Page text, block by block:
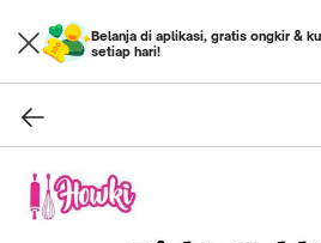
Belanja di aplikasi, gratis ongkir &
setiap hari!